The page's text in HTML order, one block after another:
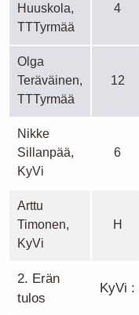
Huuskola,
TTTyrmää
4
Olga
Teräväinen,
TTTyrmää
12
Nikke
Sillanpää,
KyVi
6
Arttu
Timonen,
KyVi
H
2. Erän
tulos
KyVi :